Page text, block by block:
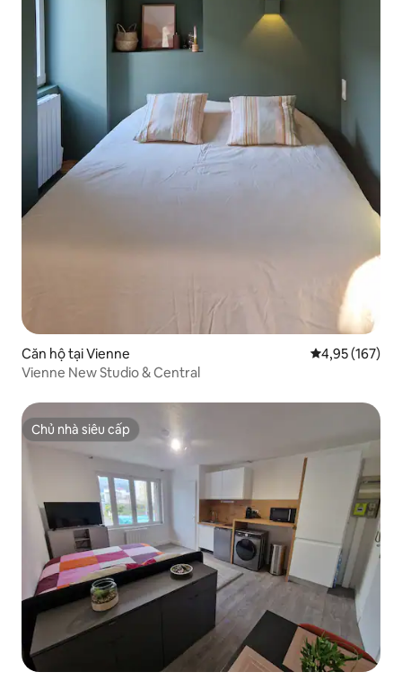
Căn hộ tại Vienne Xếp hạng
4,95 (167)
Vienne New Studio & Central
Chủ nhà siêu cấp
Chủ nhà siêu cấp